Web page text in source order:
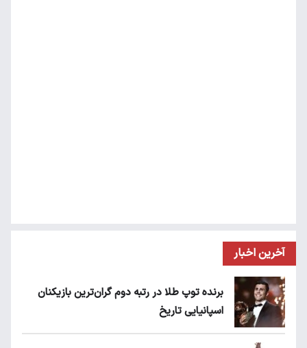
آخرین اخبار
برنده توپ طلا در رتبه دوم گران‌ترین بازیکنان
اسپانیایی تاریخ